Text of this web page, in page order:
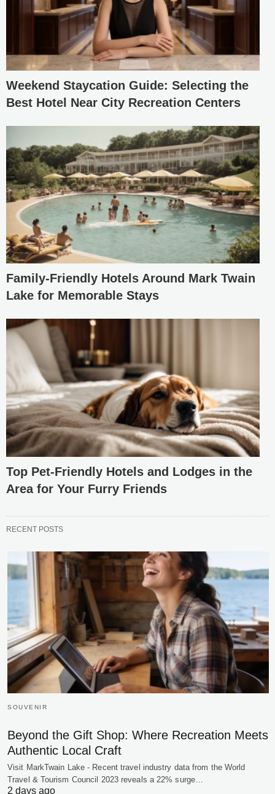
Weekend Staycation Guide: Selecting the
Best Hotel Near City Recreation Centers
Family-Friendly Hotels Around Mark Twain
Lake for Memorable Stays
Top Pet-Friendly Hotels and Lodges in the
Area for Your Furry Friends
RECENT POSTS
SOUVENIR
Beyond the Gift Shop: Where Recreation Meets
Authentic Local Craft
Visit MarkTwain Lake - Recent travel industry data from the World
Travel & Tourism Council 2023 reveals a 22% surge…
2 days ago